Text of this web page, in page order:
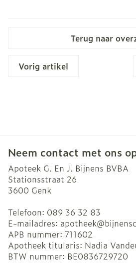
Terug naar
Vorig artikel
Neem contact met ons
Apoteek G. En J. Bijnens BVBA
Stationsstraat 26
3600 Genk
Telefoon: 089 36 32 83
E-mailadres: apotheek@
APB nummer: 711602
Apotheek titularis: Nadia
BTW nummer: BE0836729720